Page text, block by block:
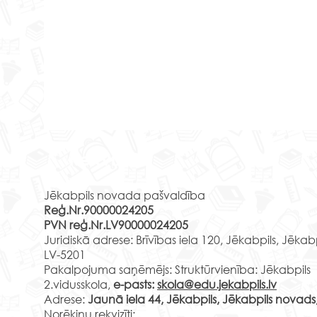
Ar dziļām skumjām
paziņojam, ka mūžībā
devusies ilggadējā
pedagoģe Vera Slone.
44
v.k.
44
Jēkabpils novada pašvaldība
Reģ.Nr.90000024205
PVN reģ.Nr.LV90000024205
Juridiskā adrese: Brīvības iela 120, Jēkabpils,
LV-5201
Pakalpojuma saņēmējs: Struktūrvienība: Jēkabpils
2.vidusskola,e-pasts:skola@edu.jekabpils.lv
Adrese:Jaunā iela 44, Jēkabpils, Jēkabpils novads,